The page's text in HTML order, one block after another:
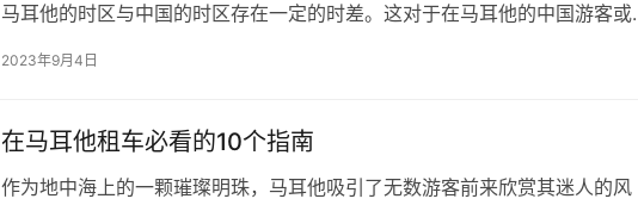
马耳他的时区与中国的时区存在一定的时差。这对于在马耳他的中国游客或
部（东一区），而中国全境采用…
2023年9月4日
在马耳他租车必看的10个指南
作为地中海上的一颗璀璨明珠，马耳他吸引了无数游客前来欣赏其迷人的风